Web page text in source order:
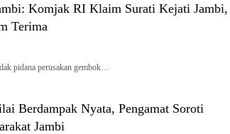
Komjak RI Klaim Surati Kejati Jambi,
Terima
pidana perusakan gembok…
Berdampak Nyata, Pengamat Soroti
Jambi